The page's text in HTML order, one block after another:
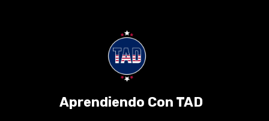
Aprendiendo Con TAD